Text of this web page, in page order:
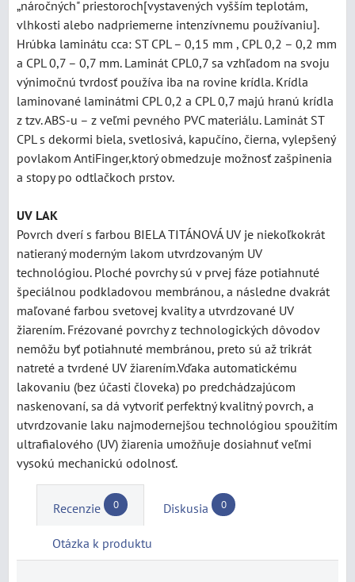
„náročných" priestoroch[vystavených vyšším teplotám,
vlhkosti alebo nadpriemerne intenzívnemu používaniu].
Hrúbka laminátu cca: ST CPL – 0,15 mm , CPL 0,2 – 0,2 mm
a CPL 0,7 – 0,7 mm. Laminát CPL0,7 sa vzhľadom na svoju
výnimočnú tvrdosť používa iba na rovine krídla. Krídla
laminované laminátmi CPL 0,2 a CPL 0,7 majú hranú krídla
z tzv. ABS-u – z veľmi pevného PVC materiálu. Laminát ST
CPL s dekormi biela, svetlosivá, kapučíno, čierna, vylepšený
povlakom AntiFinger,ktorý obmedzuje možnosť zašpinenia
a stopy po odtlačkoch prstov.
UV LAK
Povrch dverí s farbou BIELA TITÁNOVÁ UV je niekoľkokrát
natieraný moderným lakom utvrdzovaným UV
technológiou. Ploché povrchy sú v prvej fáze potiahnuté
špeciálnou podkladovou membránou, a následne dvakrát
maľované farbou svetovej kvality a utvrdzované UV
žiarením. Frézované povrchy z technologických dôvodov
nemôžu byť potiahnuté membránou, preto sú až trikrát
natreté a tvrdené UV žiarením.Vďaka automatickému
lakovaniu (bez účasti človeka) po predchádzajúcom
naskenovaní, sa dá vytvoriť perfektný kvalitný povrch, a
utvrdzovanie laku najmodernejšou technológiou spoužitím
ultrafialového (UV) žiarenia umožňuje dosiahnuť veľmi
vysokú mechanickú odolnosť.
Recenzie 0 Diskusia 0
Otázka k produktu